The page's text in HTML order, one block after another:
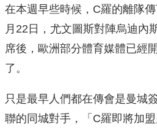
在本週早些時候，C羅的離隊
月22日，尤文圖斯對陣烏迪內
席後，歐洲部分體育媒體已經
了。
只是最早人們都在傳會是曼城
聯的同城對手，「C羅即將加